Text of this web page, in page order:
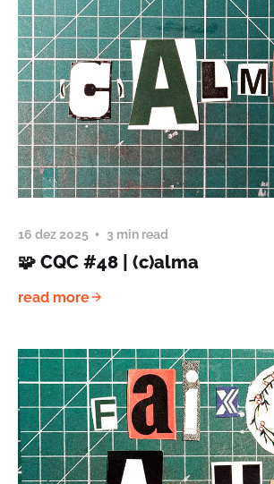
16 dez 2025 3 min read
🧩 CQC #48 | (c)alma
read more